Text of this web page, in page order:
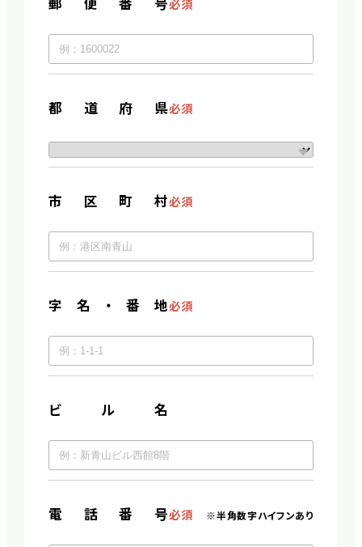
必須
都道府県必須
市区町村必須
字名・番地必須
ビル名
電話番号必須 ※半角数字ハイフンあり